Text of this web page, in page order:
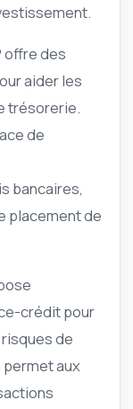
offre des
aider les
trésorerie.
de
bancaires,
placement de
crédit pour
de
aux